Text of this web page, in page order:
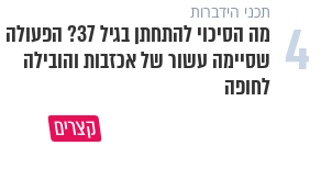
4 תכני הידברות
מה הסיכוי להתחתן בגיל 37? הפעולה
שסיימה עשור של אכזבות והובילה
לחופה
קצרים